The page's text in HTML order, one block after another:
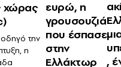
χώρας
την
η
ευρώ, η
γρουσουζιά
που έσπασε
στην
Ελλάκτωρ
,